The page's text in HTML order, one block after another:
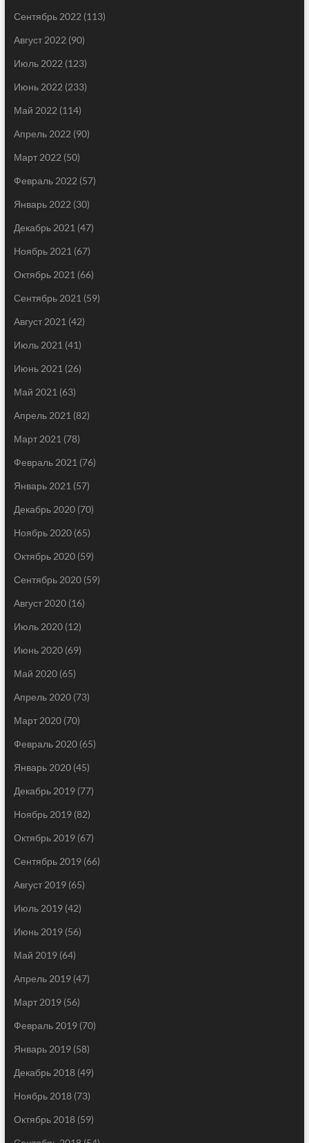
Сентябрь 2022 (113)
Август 2022 (90)
Июль 2022 (123)
Июнь 2022 (233)
Май 2022 (114)
Апрель 2022 (90)
Март 2022 (50)
Февраль 2022 (57)
Январь 2022 (30)
Декабрь 2021 (47)
Ноябрь 2021 (67)
Октябрь 2021 (66)
Сентябрь 2021 (59)
Август 2021 (42)
Июль 2021 (41)
Июнь 2021 (26)
Май 2021 (63)
Апрель 2021 (82)
Март 2021 (78)
Февраль 2021 (76)
Январь 2021 (57)
Декабрь 2020(70)
Ноябрь 2020(65)
Октябрь 2020(59)
Сентябрь 2020(59)
Август 2020(16)
Июль 2020(12)
Июнь 2020(69)
Май 2020(65)
Апрель 2020(73)
Март 2020(70)
Февраль 2020(65)
Январь 2020(45)
Декабрь 2019(77)
Ноябрь 2019(82)
Октябрь 2019(67)
Сентябрь 2019(66)
Август 2019(65)
Июль 2019(42)
Июнь 2019(56)
Май 2019(64)
Апрель 2019(47)
Март 2019(56)
Февраль 2019(70)
Январь 2019(58)
Декабрь 2018(49)
Ноябрь 2018(73)
Октябрь 2018(59)